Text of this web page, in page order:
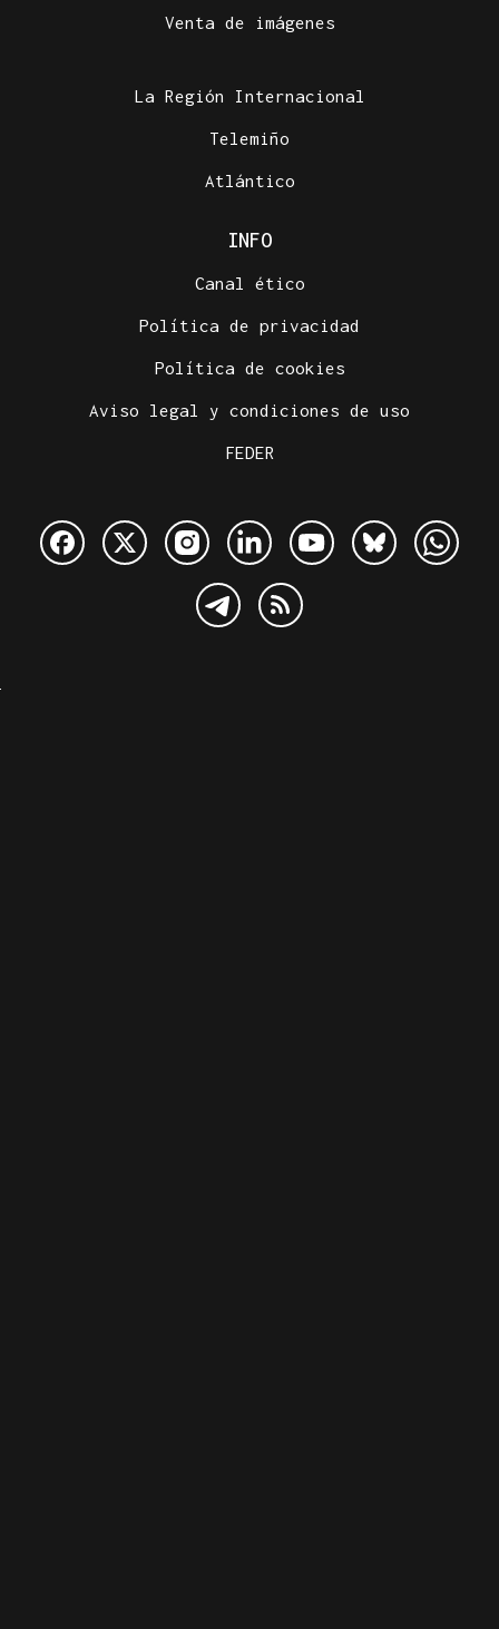
Venta de imágenes
La Región Internacional
Telemiño
Atlántico
INFO
Canal ético
Política de privacidad
Política de cookies
Aviso legal y condiciones de uso
FEDER